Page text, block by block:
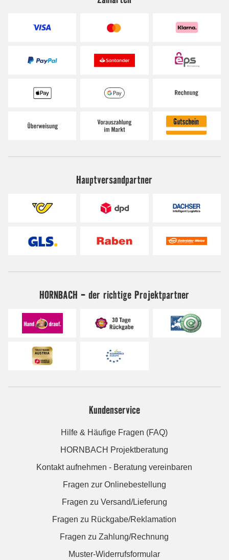
Hauptversandpartner
HORNBACH - der richtige Projektpartner
Kundenservice
Hilfe & Häufige Fragen (FAQ)
HORNBACH Projektberatung
Kontakt aufnehmen - Beratung vereinbaren
Fragen zur Onlinebestellung
Fragen zu Versand/Lieferung
Fragen zu Rückgabe/Reklamation
Fragen zu Zahlung/Rechnung
Muster-Widerrufsformular